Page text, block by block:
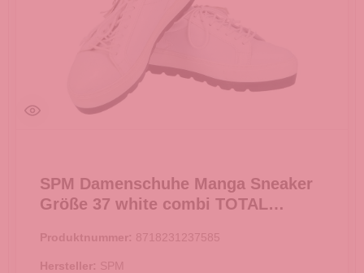
SPM Damenschuhe Manga Sneaker
Größe 37 white combi TOTAL
Produktnummer: 8718231237585
Hersteller: SPM